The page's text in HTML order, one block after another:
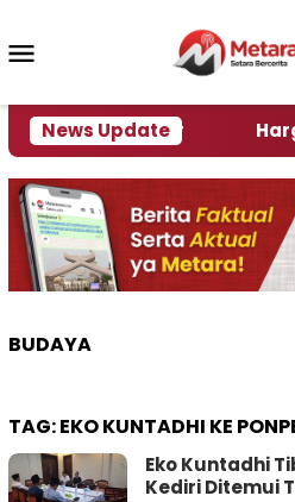
konten
News Update
Krisi Air Harga
BUDAYA
TAG:EKO KUNTADHI KE
Eko Kuntadhi
Kediri Ditemui